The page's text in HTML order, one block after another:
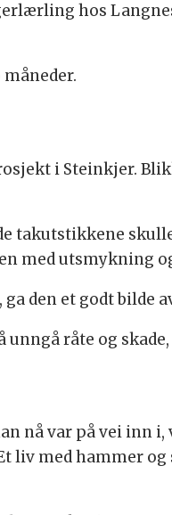
hos
i Steinkjer.
takutstikkene
med utsmykning
den et godt bilde
råte og
nå var på vei inn i,
liv med hammer